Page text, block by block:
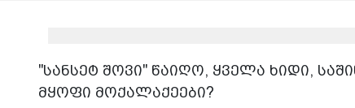
"სანსეტ შოვი" წაიღო, ყველა ხიდი,
მყოფი მოქალაქეები?